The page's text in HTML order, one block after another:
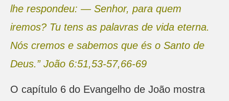
lhe respondeu: ― Senhor, para quem
iremos? Tu tens as palavras de vida eterna.
Nós cremos e sabemos que és o Santo de
Deus.” João 6:51,53-57,66-69
O capítulo 6 do Evangelho de João mostra